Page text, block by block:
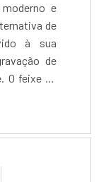
e
de
à sua
de
O feixe de
sistema e
laser MDF
a laser
O